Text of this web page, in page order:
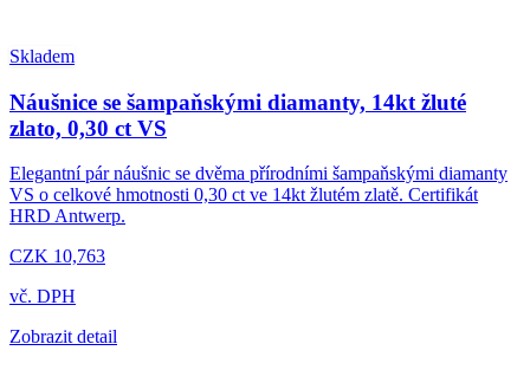
Skladem
Náušnice se šampaňskými diamanty, 14kt žluté
zlato, 0,30 ct VS
Elegantní pár náušnic se dvěma přírodními šampaňskými diamanty
VS o celkové hmotnosti 0,30 ct ve 14kt žlutém zlatě. Certifikát
HRD Antwerp.
CZK 10,763
vč. DPH
Zobrazit detail